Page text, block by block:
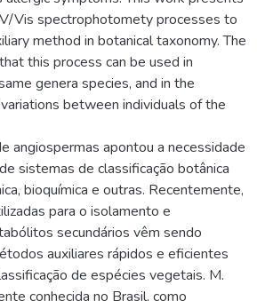
Vis spectrophotomety processes to
method in botanical taxonomy. The
this process can be used in
genera species, and in the
between individuals of the
angiospermas apontou a necessidade
sistemas de classificação botânica
bioquímica e outras. Recentemente,
para o isolamento e
secundários vêm sendo
auxiliares rápidos e eficientes
de espécies vegetais. M.
conhecida no Brasil, como